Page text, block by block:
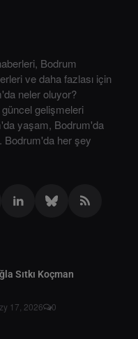
Bodrum
ve daha fazlası için
neler oluyor?
gelişmeleri
yaşam, Bodrum'da
Bodrum'da her şey
Sıtkı Koçman
17, 2026 0